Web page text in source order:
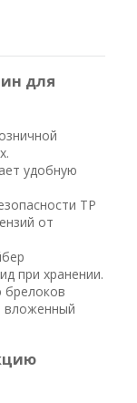
для
удобную
ТР
от
при хранении.
брелоков
вложенный